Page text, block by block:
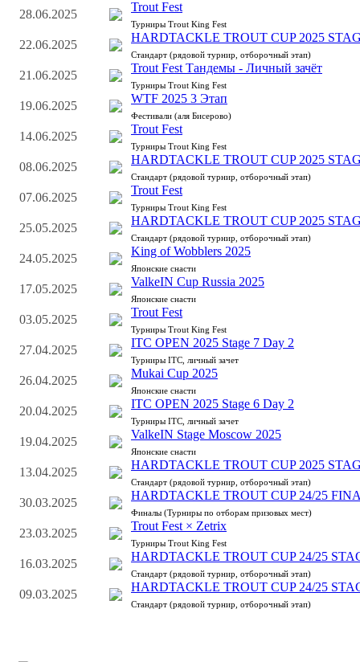
28.06.2025
Trout Fest
Турниры Trout King Fest
22.06.2025
HARDTACKLE TROUT CUP 2025
Стандарт (рядовой турнир, отборочный этап)
21.06.2025
Trout Fest Тандемы - Личный зачёт
Турниры Trout King Fest
19.06.2025
WTF 2025 3 Этап
Фестивали (аля Бисерово)
14.06.2025
Trout Fest
Турниры Trout King Fest
08.06.2025
HARDTACKLE TROUT CUP 2025
Стандарт (рядовой турнир, отборочный этап)
07.06.2025
Trout Fest
Турниры Trout King Fest
25.05.2025
HARDTACKLE TROUT CUP 2025
Стандарт (рядовой турнир, отборочный этап)
24.05.2025
King of Wobblers 2025
Японские снасти
17.05.2025
ValkeIN Cup Russia 2025
Японские снасти
03.05.2025
Trout Fest
Турниры Trout King Fest
27.04.2025
ITC OPEN 2025 Stage 7 Day 2
Турниры ITC, личный зачет
26.04.2025
Mukai Cup 2025
Японские снасти
20.04.2025
ITC OPEN 2025 Stage 6 Day 2
Турниры ITC, личный зачет
19.04.2025
ValkeIN Stage Moscow 2025
Японские снасти
13.04.2025
HARDTACKLE TROUT CUP 2025
Стандарт (рядовой турнир, отборочный этап)
30.03.2025
HARDTACKLE TROUT CUP 24/25
Финалы (Турниры по отборам призовых мест)
23.03.2025
Trout Fest × Zetrix
Турниры Trout King Fest
16.03.2025
HARDTACKLE TROUT CUP 24/25
Стандарт (рядовой турнир, отборочный этап)
09.03.2025
HARDTACKLE TROUT CUP 24/25
Стандарт (рядовой турнир, отборочный этап)